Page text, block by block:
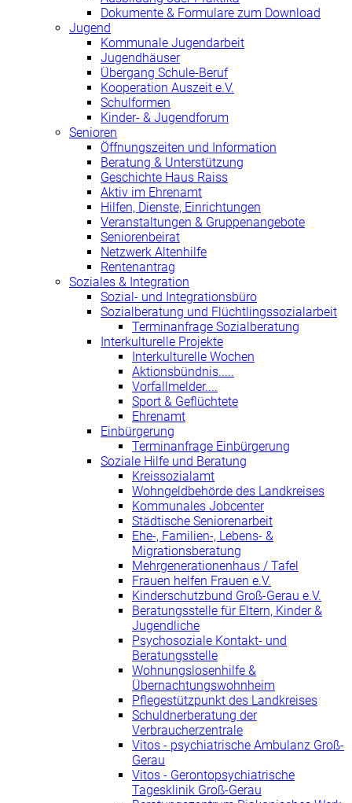
Dokumente & Formulare zum Download
Jugend
Kommunale Jugendarbeit
Jugendhäuser
Übergang Schule-Beruf
Kooperation Auszeit e.V.
Schulformen
Kinder- & Jugendforum
Senioren
Öffnungszeiten und Information
Beratung & Unterstützung
Geschichte Haus Raiss
Aktiv im Ehrenamt
Hilfen, Dienste, Einrichtungen
Veranstaltungen & Gruppenangebote
Seniorenbeirat
Netzwerk Altenhilfe
Rentenantrag
Soziales & Integration
Sozial- und Integrationsbüro
Sozialberatung und Flüchtlingssozialarbeit
Terminanfrage Sozialberatung
Interkulturelle Projekte
Interkulturelle Wochen
Aktionsbündnis.....
Vorfallmelder....
Sport & Geflüchtete
Ehrenamt
Einbürgerung
Terminanfrage Einbürgerung
Soziale Hilfe und Beratung
Kreissozialamt
Wohngeldbehörde des Landkreises
Kommunales Jobcenter
Städtische Seniorenarbeit
Ehe-, Familien-, Lebens- &
Migrationsberatung
Mehrgenerationenhaus / Tafel
Frauen helfen Frauen e.V.
Kinderschutzbund Groß-Gerau e.V.
Beratungsstelle für Eltern, Kinder &
Jugendliche
Psychosoziale Kontakt- und
Beratungsstelle
Wohnungslosenhilfe &
Übernachtungswohnheim
Pflegestützpunkt des Landkreises
Schuldnerberatung der
Verbraucherzentrale
Vitos - psychiatrische Ambulanz Groß-
Gerau
Vitos - Gerontopsychiatrische
Tagesklinik Groß-Gerau